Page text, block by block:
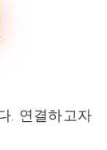
. 연결하고자